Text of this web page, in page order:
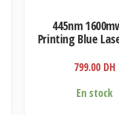
445nm
Printing Blue
Engraving
24V
799.00 DH
En stock